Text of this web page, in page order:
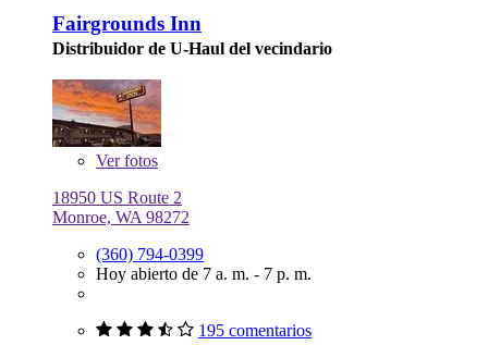
Fairgrounds Inn
Distribuidor de U-Haul del vecindario
Verfotos
18950 US Route 2
Monroe, WA 98272
(360) 794-0399
Hoy abierto de 7 a. m. - 7 p. m.
195 comentarios